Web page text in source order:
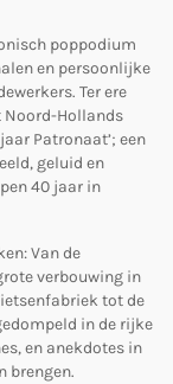
poppodium
en persoonlijke
Ter ere
Noord-Hollands
Patronaat’; een
geluid en
40 jaar in
Van de
verbouwing in
tot de
in de rijke
en anekdotes in
brengen.